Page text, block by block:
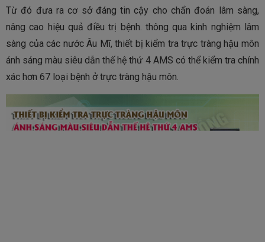
Từ đó đưa ra cơ sở đáng tin cậy cho chẩn đoán lâm sàng,
nâng cao hiệu quả điều trị bệnh. thông qua kinh nghiệm lâm
sàng của các nước Âu Mĩ, thiết bị kiểm tra trực tràng hậu môn
ánh sáng màu siêu dẫn thế hệ thứ 4 AMS có thể kiểm tra chính
xác hơn 67 loại bệnh ở trực tràng hậu môn.